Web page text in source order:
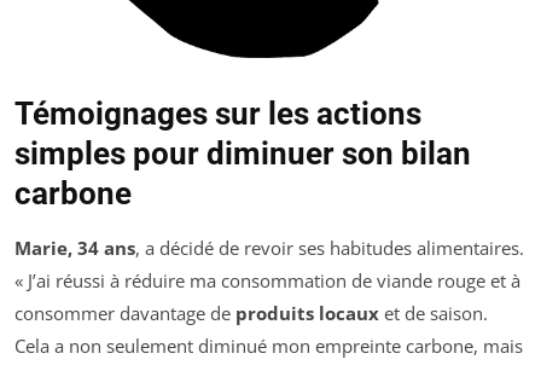
Témoignages sur les actions
simples pour diminuer son bilan
carbone
Marie, 34 ans, a décidé de revoir ses habitudes alimentaires.
« J’ai réussi à réduire ma consommation de viande rouge et à
consommer davantage de produits locaux et de saison.
Cela a non seulement diminué mon empreinte carbone, mais